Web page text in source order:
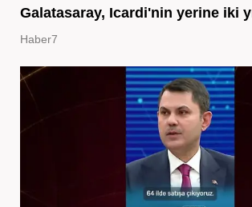
Galatasaray, Icardi'nin yerine iki
Haber7